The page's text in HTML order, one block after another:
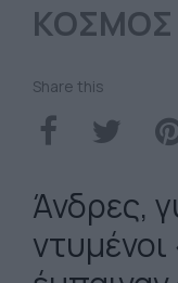
ΚΟΣΜΟΣ
Share this
Άνδρες,